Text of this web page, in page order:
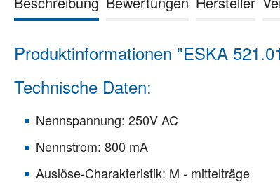
Produktinformationen "ESKA
Technische Daten:
Nennspannung: 250V AC
Nennstrom: 800 mA
Auslöse-Charakteristik: M - mittelträge